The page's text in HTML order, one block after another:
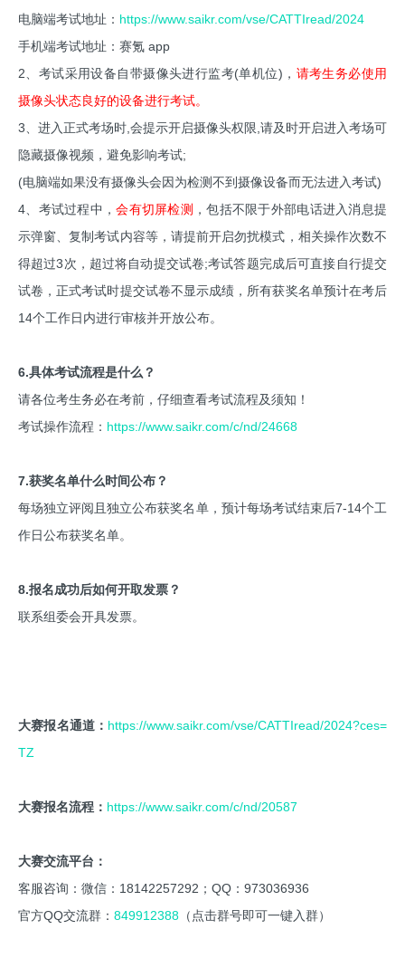
电脑端考试地址： https://www.saikr.com/vse/CATTIread/2024
手机端考试地址：赛氪 app
2、考试采用设备自带摄像头进行监考(单机位)， 请考生务必使用
摄像头状态良好的设备进行考试。
3、进入正式考场时,会提示开启摄像头权限,请及时开启进入考场可
隐藏摄像视频，避免影响考试;
(电脑端如果没有摄像头会因为检测不到摄像设备而无法进入考试)
4、考试过程中，会有切屏检测 ，包括不限于外部电话进入消息提
示弹窗、复制考试内容等，请提前开启勿扰模式，相关操作次数不
得超过3次，超过将自动提交试卷;考试答题完成后可直接自行提交
试卷，正式考试时提交试卷不显示成绩，所有获奖名单预计在考后
14个工作日内进行审核并开放公布。
6.具体考试流程是什么？
请各位考生务必在考前，仔细查看考试流程及须知！
考试操作流程： https://www.saikr.com/c/nd/24668
7.获奖名单什么时间公布？
每场独立评阅且独立公布获奖名单，预计每场考试结束后7-14个工
作日公布获奖名单。
8.报名成功后如何开取发票？
联系组委会开具发票。
大赛报名通道： https://www.saikr.com/vse/CATTIread/2024?ces=
TZ
大赛报名流程： https://www.saikr.com/c/nd/20587
大赛交流平台：
客服咨询：微信：18142257292；QQ：973036936
官方QQ交流群： 849912388 （点击群号即可一键入群）